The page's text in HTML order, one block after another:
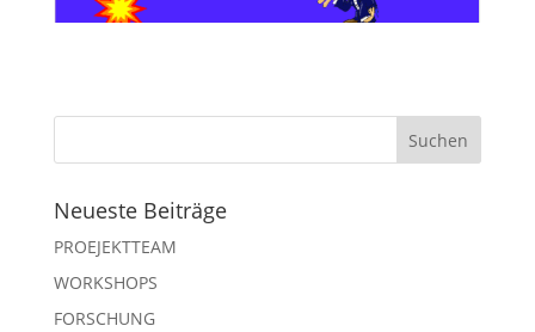
Neueste Beiträge
PROEJEKTTEAM
WORKSHOPS
FORSCHUNG